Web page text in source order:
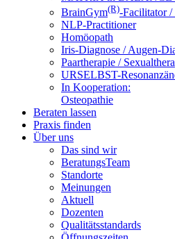
BrainGym(R)-Facilitator /
NLP-Practitioner
Homöopath
Iris-Diagnose / Augen-
Paartherapie /
URSELBST-
In Kooperation:
Osteopathie
Beraten lassen
Praxis finden
Über uns
Das sind wir
BeratungsTeam
Standorte
Meinungen
Aktuell
Dozenten
Qualitätsstandards